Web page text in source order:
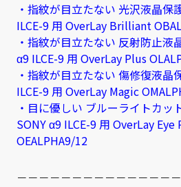
・ 指紋が目立たない 光沢液晶保
ILCE-9 用 OverLay Brilliant
・ 指紋が目立たない 反射防止液
α9 ILCE-9 用 OverLay Plus
・ 指紋が目立たない 傷修復液晶
ILCE-9 用 OverLay Magic
・ 目に優しい ブルーライトカッ
SONY α9 ILCE-9 用 OverLay
OEALPHA9/12
－－－－－－－－－－－－－－